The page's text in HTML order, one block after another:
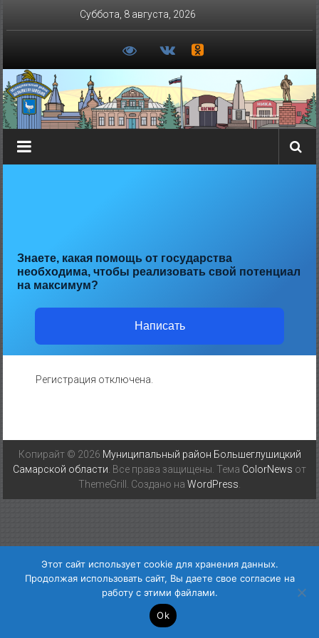
Суббота, 8 августа, 2026
Знаете, какая помощь от государства
необходима, чтобы реализовать свой потенциал
на максимум?
Написать
Регистрация отключена.
Копирайт © 2026 Муниципальный район Большеглушицкий
Самарской области . Все права защищены. Тема ColorNews от
ThemeGrill. Создано на WordPress
Этот сайт использует cookie для хранения данных.
Продолжая использовать сайт, Вы даете свое согласие на
работу с этими файлами.
Ok